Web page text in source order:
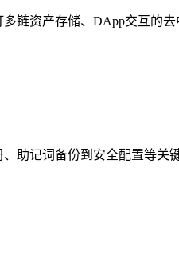
链资产存储、DApp交互的去
助记词备份到安全配置等关